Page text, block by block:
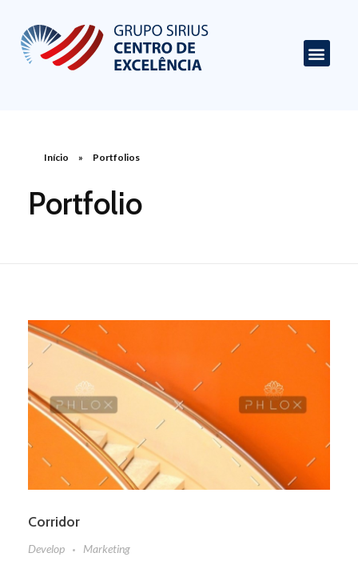
Início » Portfolios
Portfolio
Corridor
Develop Marketing